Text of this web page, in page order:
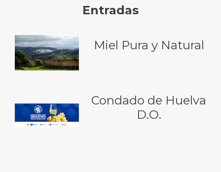
Entradas
Miel Pura y Natural
Condado de Huelva
D.O.